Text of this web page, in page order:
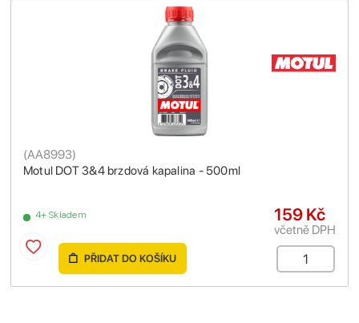
Motul DOT 3&4 brzdová kapalina - 500ml
(AA8993)
4+ Skladem 159 Kč
včetně DPH
PŘIDAT DO KOŠÍKU